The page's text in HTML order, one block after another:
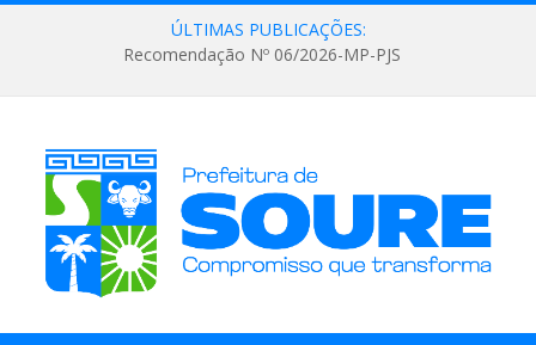
ÚLTIMAS PUBLICAÇÕES:
Recomendação Nº 06/2026-MP-PJS